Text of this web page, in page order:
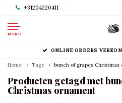
+31204220411
MENU
ONLINE ORDERS
Home Tags bunch of grapes Christmas
Producten getagd met
Christmas ornament